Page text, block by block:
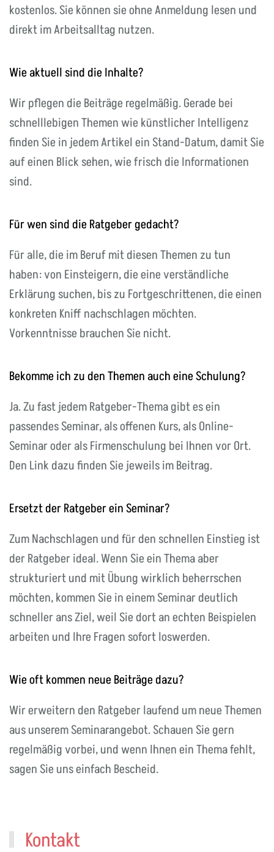
kostenlos. Sie können sie ohne Anmeldung lesen und
direkt im Arbeitsalltag nutzen.
Wie aktuell sind die Inhalte?
Wir pflegen die Beiträge regelmäßig. Gerade bei
schnelllebigen Themen wie künstlicher Intelligenz
finden Sie in jedem Artikel ein Stand-Datum, damit Sie
auf einen Blick sehen, wie frisch die Informationen
sind.
Für wen sind die Ratgeber gedacht?
Für alle, die im Beruf mit diesen Themen zu tun
haben: von Einsteigern, die eine verständliche
Erklärung suchen, bis zu Fortgeschrittenen, die einen
konkreten Kniff nachschlagen möchten.
Vorkenntnisse brauchen Sie nicht.
Bekomme ich zu den Themen auch eine Schulung?
Ja. Zu fast jedem Ratgeber-Thema gibt es ein
passendes Seminar, als offenen Kurs, als Online-
Seminar oder als Firmenschulung bei Ihnen vor Ort.
Den Link dazu finden Sie jeweils im Beitrag.
Ersetzt der Ratgeber ein Seminar?
Zum Nachschlagen und für den schnellen Einstieg ist
der Ratgeber ideal. Wenn Sie ein Thema aber
strukturiert und mit Übung wirklich beherrschen
möchten, kommen Sie in einem Seminar deutlich
schneller ans Ziel, weil Sie dort an echten Beispielen
arbeiten und Ihre Fragen sofort loswerden.
Wie oft kommen neue Beiträge dazu?
Wir erweitern den Ratgeber laufend um neue Themen
aus unserem Seminarangebot. Schauen Sie gern
regelmäßig vorbei, und wenn Ihnen ein Thema fehlt,
sagen Sie uns einfach Bescheid.
Kontakt